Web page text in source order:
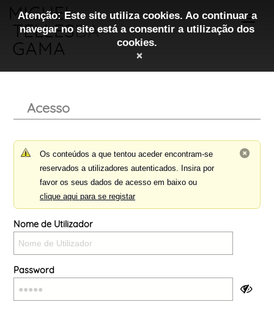
Acesso
Os conteúdos a que tentou aceder encontram-se
reservados a utilizadores autenticados. Insira por
favor os seus dados de acesso em baixo ou
clique aqui para se registar
Nome de Utilizador
Password
Atenção: Este site utiliza cookies. Ao continuar a
navegar no site está a consentir a utilização dos
cookies.
×